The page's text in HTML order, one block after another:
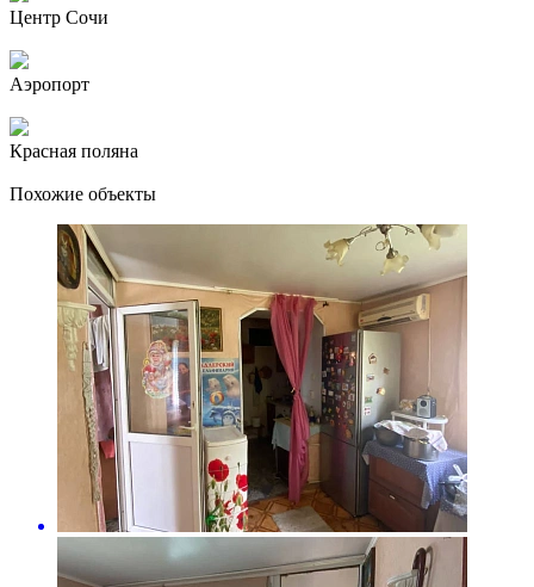
Центр Сочи
Аэропорт
Красная поляна
Похожие объекты